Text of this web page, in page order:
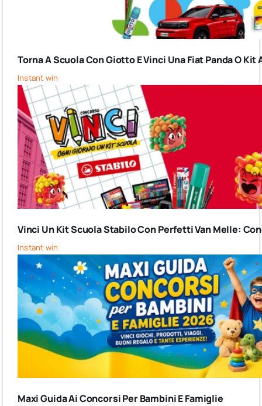
Torna A Scuola Con Giotto E Vinci Una Fiat Panda O
Instant win
Vinci Un Kit Scuola Stabilo Con Perfetti Van Melle:
Instant win
Maxi Guida Ai Concorsi Per Bambini E Famiglie